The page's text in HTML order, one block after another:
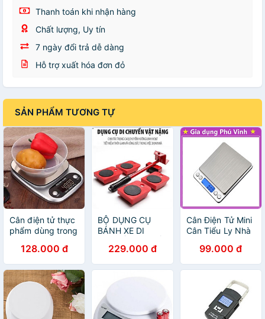
Thanh toán khi nhận hàng
Chất lượng, Uy tín
7 ngày đổi trả dễ dàng
Hỗ trợ xuất hóa đơn đỏ
SẢN PHẨM TƯƠNG TỰ
Cân điện tử thực
phẩm dùng trong
Ebalance Kitchen
Scale cân được
tới 10kg
128.000 đ
BỘ DỤNG CỤ
BÁNH XE DI
VẬT NẶNG
TRONG GIA
ĐÌNH THÔNG
229.000 đ
Cân Điện Tử Mini
Cân Tiểu Ly Nhà
2021 0.1g - 3kg -
Nhỏ Gọn, Siêu
Chính Xác, Thép
Không Gỉ, Màn
99.000 đ